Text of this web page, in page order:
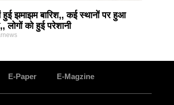
हुई झमाझम बारिश,, कई स्थानों पर हुआ
लोगों को हुई परेशानी
E-Paper E-Magzine